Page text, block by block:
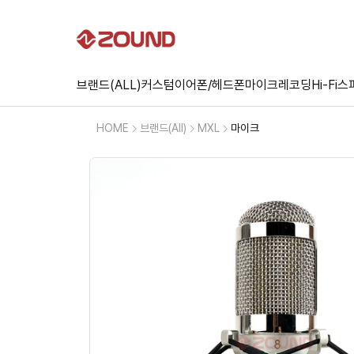
브랜드(ALL)커스텀이어폰/헤드폰마이크레코딩Hi-Fi스
HOME 브랜드(All) MXL 마이크